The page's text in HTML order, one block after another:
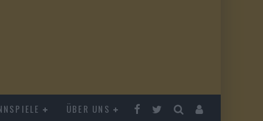
ÜBER UNS